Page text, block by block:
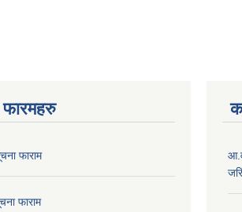
फारमहरु
फाराम
फाराम